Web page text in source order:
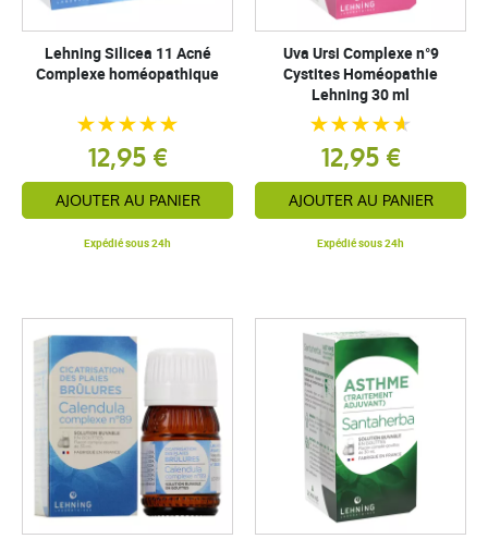
Lehning Silicea 11 Acné
Complexe homéopathique
12,95 €
AJOUTER AU PANIER
Expédié sous 24h
Uva Ursi Complexe n°9
Cystites Homéopathie
Lehning 30 ml
12,95 €
AJOUTER AU PANIER
Expédié sous 24h